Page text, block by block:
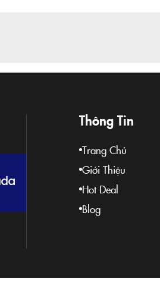
Thông Tin
Trang Chủ
Giới Thiệu
Hot Deal
Blog